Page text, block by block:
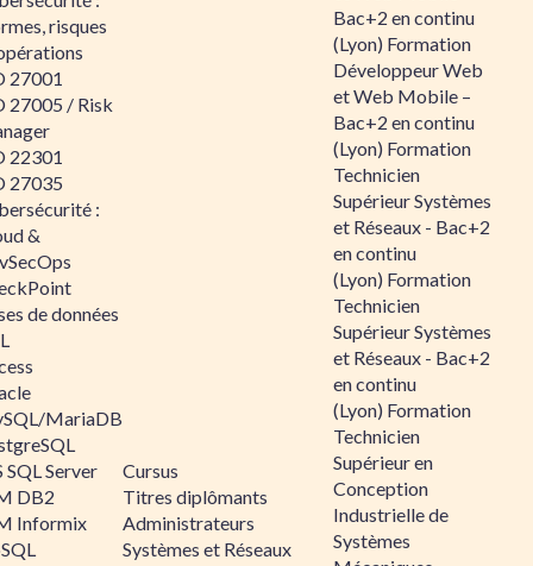
risques
27001
27005 / Risk
22301
27035
:
&
de données
MariaDB
SQL Server
DB2
Informix
Cursus
Titres diplômants
Administrateurs
Systèmes et Réseaux
Bac+2 en continu
(Lyon) Formation
Développeur Web
et Web Mobile –
Bac+2 en continu
(Lyon) Formation
Technicien
Supérieur Systèmes
et Réseaux - Bac+2
en continu
(Lyon) Formation
Technicien
Supérieur Systèmes
et Réseaux - Bac+2
en continu
(Lyon) Formation
Technicien
Supérieur en
Conception
Industrielle de
Systèmes